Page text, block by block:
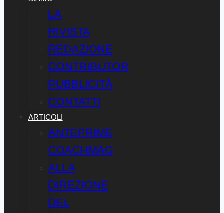
LA
RIVISTA
REDAZIONE
CONTRIBUTOR
PUBBLICITÀ
CONTATTI
ARTICOLI
ANTEPRIME
COACHMAG
ALLA
DIREZIONE
DEL